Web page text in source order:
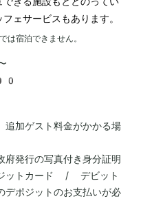
ェサービスもあります。
は宿泊できません。
追加ゲスト料金がかかる場
府発行の写真付き身分証明
ジットカード / デビット
デポジットのお支払いが必